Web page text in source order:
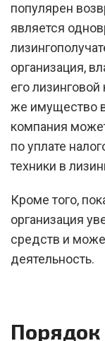
популярен
является
организация,
его
же имущество
компания
по уплате
техники в
Кроме того,
организация
средств и
деятельность.